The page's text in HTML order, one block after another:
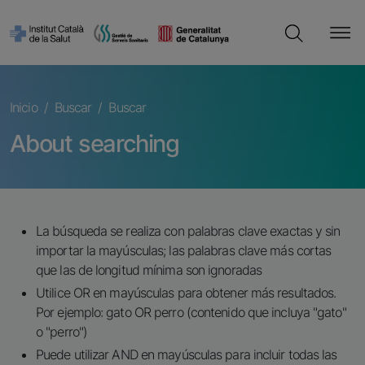
Cerca
Ruta de navegación
Inicio Buscar Buscar
About searching
La búsqueda se realiza con palabras clave exactas y sin
importar la mayúsculas; las palabras clave más cortas
que las de longitud mínima son ignoradas
Utilice OR en mayúsculas para obtener más resultados.
Por ejemplo: gato OR perro (contenido que incluya "gato"
o "perro")
Puede utilizar AND en mayúsculas para incluir todas las